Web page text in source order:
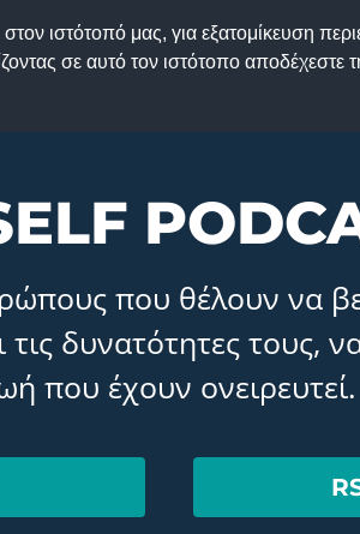
ιστότοπό μας, για εξατομίκευση
σε αυτό τον ιστότοπο
που θέλουν να
τις δυνατότητες τους,
που έχουν ονειρευτεί.